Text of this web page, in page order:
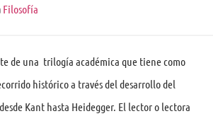
Filosofía
de una trilogía académica que tiene como
histórico a través del desarrollo del
Kant hasta Heidegger. El lector o lectora